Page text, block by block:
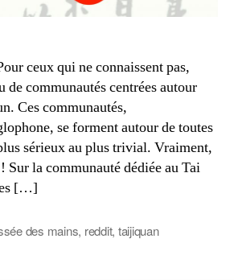
ceux qui ne connaissent pas,
de communautés centrées autour
Ces communautés,
se forment autour de toutes
sérieux au plus trivial. Vraiment,
Sur la communauté dédiée au Tai
[…]
des mains, reddit, taijiquan